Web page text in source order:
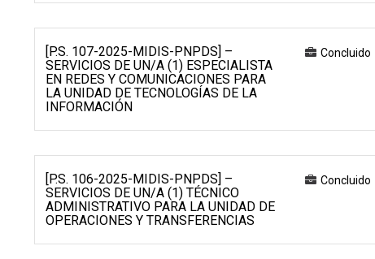
[P.S. 107-2025-MIDIS-PNPDS] –
SERVICIOS DE UN/A (1) ESPECIALISTA
EN REDES Y COMUNICACIONES PARA
LA UNIDAD DE TECNOLOGÍAS DE LA
INFORMACIÓN
Concluido
[P.S. 106-2025-MIDIS-PNPDS] –
SERVICIOS DE UN/A (1) TÉCNICO
ADMINISTRATIVO PARA LA UNIDAD DE
OPERACIONES Y TRANSFERENCIAS
Concluido